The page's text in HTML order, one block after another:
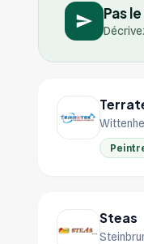
Pas
Steas